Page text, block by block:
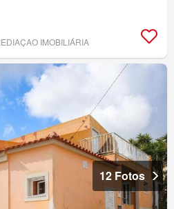
IMOBILIÁRIA
12 Fotos